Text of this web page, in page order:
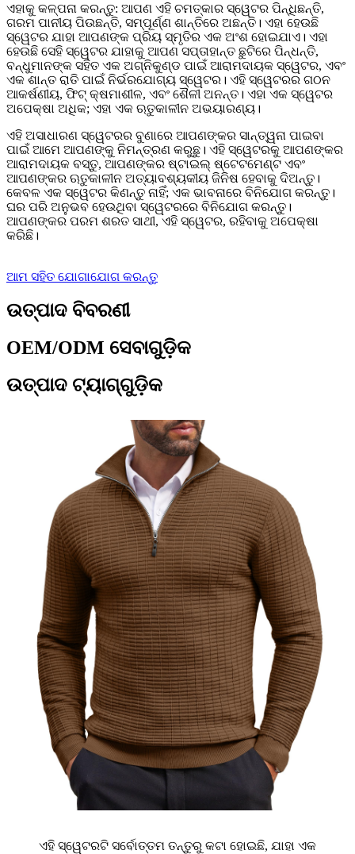
ଏହାକୁ କଳ୍ପନା କରନ୍ତୁ: ଆପଣ ଏହି ଚମତ୍କାର ସ୍ୱେଟର ପିନ୍ଧିଛନ୍ତି,
ଗରମ ପାନୀୟ ପିଉଛନ୍ତି, ସମ୍ପୂର୍ଣ୍ଣ ଶାନ୍ତିରେ ଅଛନ୍ତି। ଏହା ହେଉଛି
ସ୍ୱେଟର ଯାହା ଆପଣଙ୍କ ପ୍ରିୟ ସ୍ମୃତିର ଏକ ଅଂଶ ହୋଇଯାଏ। ଏହା
ହେଉଛି ସେହି ସ୍ୱେଟର ଯାହାକୁ ଆପଣ ସପ୍ତାହାନ୍ତ ଛୁଟିରେ ପିନ୍ଧନ୍ତି,
ବନ୍ଧୁମାନଙ୍କ ସହିତ ଏକ ଅଗ୍ନିକୁଣ୍ଡ ପାଇଁ ଆରାମଦାୟକ ସ୍ୱେଟର, ଏବଂ
ଏକ ଶାନ୍ତ ରାତି ପାଇଁ ନିର୍ଭରଯୋଗ୍ୟ ସ୍ୱେଟର। ଏହି ସ୍ୱେଟରର ଗଠନ
ଆକର୍ଷଣୀୟ, ଫିଟ୍ କ୍ଷମାଶୀଳ, ଏବଂ ଶୈଳୀ ଅନନ୍ତ। ଏହା ଏକ ସ୍ୱେଟର
ଅପେକ୍ଷା ଅଧିକ; ଏହା ଏକ ଋତୁକାଳୀନ ଅଭୟାରଣ୍ୟ।
ଏହି ଅସାଧାରଣ ସ୍ୱେଟରର ବୁଣାରେ ଆପଣଙ୍କର ସାନ୍ତ୍ୱନା ପାଇବା
ପାଇଁ ଆମେ ଆପଣଙ୍କୁ ନିମନ୍ତ୍ରଣ କରୁଛୁ। ଏହି ସ୍ୱେଟରକୁ ଆପଣଙ୍କର
ଆରାମଦାୟକ ବସ୍ତୁ, ଆପଣଙ୍କର ଷ୍ଟାଇଲ୍ ଷ୍ଟେଟମେଣ୍ଟ ଏବଂ
ଆପଣଙ୍କର ଋତୁକାଳୀନ ଅତ୍ୟାବଶ୍ୟକୀୟ ଜିନିଷ ହେବାକୁ ଦିଅନ୍ତୁ।
କେବଳ ଏକ ସ୍ୱେଟର କିଣନ୍ତୁ ନାହିଁ; ଏକ ଭାବନାରେ ବିନିଯୋଗ କରନ୍ତୁ।
ଘର ପରି ଅନୁଭବ ହେଉଥିବା ସ୍ୱେଟରରେ ବିନିଯୋଗ କରନ୍ତୁ।
ଆପଣଙ୍କର ପରମ ଶରତ ସାଥୀ, ଏହି ସ୍ୱେଟର, ରହିବାକୁ ଅପେକ୍ଷା
କରିଛି।
ଆମ ସହିତ ଯୋଗାଯୋଗ କରନ୍ତୁ
ଉତ୍ପାଦ ବିବରଣୀ
OEM/ODM ସେବାଗୁଡ଼ିକ
ଉତ୍ପାଦ ଟ୍ୟାଗ୍‌ଗୁଡ଼ିକ
ଏହି ସ୍ୱେଟରଟି ସର୍ବୋତ୍ତମ ତନ୍ତୁରୁ କଟା ହୋଇଛି, ଯାହା ଏକ